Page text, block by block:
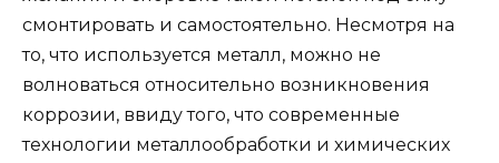
смонтировать и самостоятельно. Несмотря на
то, что используется металл, можно не
волноваться относительно возникновения
коррозии, ввиду того, что современные
технологии металлообработки и химических